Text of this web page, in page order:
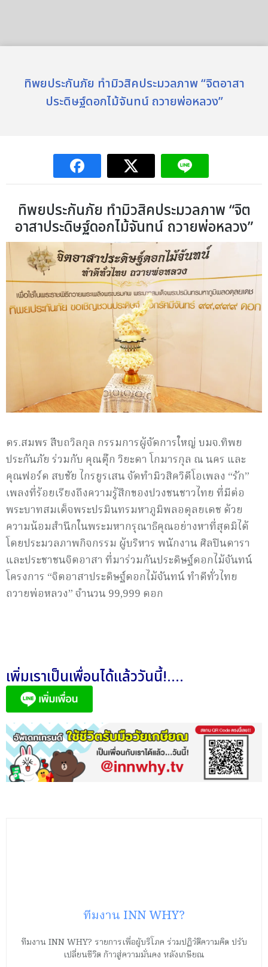
ทิพยประกันภัย ทำมิวสิคประมวลภาพ “จิตอาสา
ประดิษฐ์ดอกไม้จันทน์ ถวายพ่อหลวง”
ทิพยประกันภัย ทำมิวสิคประมวลภาพ “จิต
อาสาประดิษฐ์ดอกไม้จันทน์ ถวายพ่อหลวง”
ดร.สมพร สืบถวิลกุล กรรมการผู้จัดการใหญ่ บมจ.ทิพย
ประกันภัย ร่วมกับ คุณตุ๊ก วิยะดา โกมารกุล ณ นคร และ
คุณฟอร์ด สบชัย ไกรยูรเสน จัดทำมิวสิควิดีโอเพลง “รัก”
เพลงที่ร้อยเรียงถึงความรู้สึกของปวงชนชาวไทย ที่มีต่อ
พระบาทสมเด็จพระปรมินทรมหาภูมิพลอดุลยเดช ด้วย
ความน้อมสำนึกในพระมหากรุณาธิคุณอย่างหาที่สุดมิได้
โดยประมวลภาพกิจกรรม ผู้บริหาร พนักงาน ศิลปินดารา
และประชาชนจิตอาสา ที่มาร่วมกันประดิษฐ์ดอกไม้จันทน์
โครงการ “จิตอาสาประดิษฐ์ดอกไม้จันทน์ ทำดีทั่วไทย
ถวายพ่อหลวง” จำนวน 99,999 ดอก
เพิ่มเราเป็นเพื่อนได้แล้ววันนี้!....
ทีมงาน INN WHY?
ทีมงาน INN WHY? รายการเพื่อผู้บริโภค ร่วมปฏิวัติความคิด ปรับ
เปลี่ยนชีวิต ก้าวสู่ความมั่นคง หลังเกษียณ